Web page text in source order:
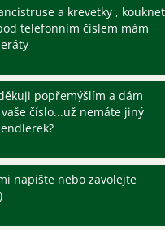
a krevetky ,
telefonním číslem mám
popřemýšlím a dám
číslo...už nemáte jiný
napište nebo zavolejte